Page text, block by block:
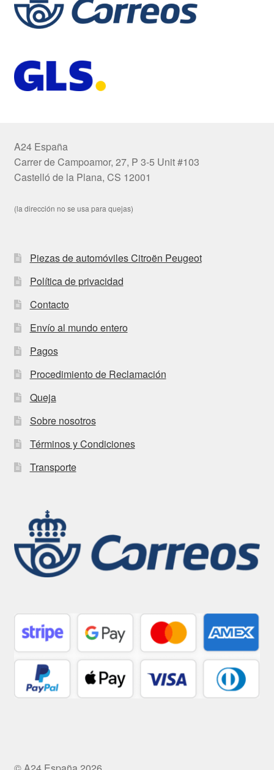
A24 España
Carrer de Campoamor, 27, P 3-5 Unit #103
Castelló de la Plana, CS 12001
(la dirección no se usa para quejas)
Piezas de automóviles Citroën Peugeot
Política de privacidad
Contacto
Envío al mundo entero
Pagos
Procedimiento de Reclamación
Queja
Sobre nosotros
Términos y Condiciones
Transporte